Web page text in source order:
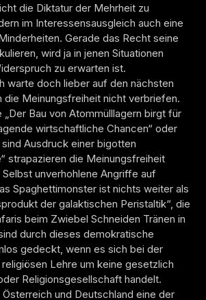
die Diktatur der Mehrheit zu
im Interessensausgleich auch eine
Gerade das Recht seine
wird ja in jenen Situationen
zu erwarten ist.
warte doch lieber auf den nächsten
die Meinungsfreiheit nicht verbriefen.
Bau von Atommülllagern birgt für
wirtschaftliche Chancen“ oder
sind Ausdruck einer bigotten
strapazieren die Meinungsfreiheit
unverhohlene Angriffe auf
Spaghettimonster ist nichts weiter als
der galaktischen Peristaltik“, die
beim Zwiebel Schneiden Tränen in
durch dieses demokratische
gedeckt, wenn es sich bei der
religiösen Lehre um keine gesetzlich
Religionsgesellschaft handelt.
Österreich und Deutschland eine der